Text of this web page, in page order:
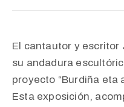
El cantautor y escritor
su andadura
proyecto “Burdiña eta
Esta exposición,